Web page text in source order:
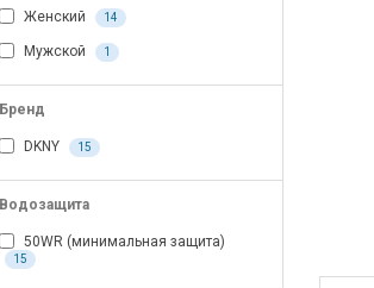
Женский 14
Мужской 1
Бренд
DKNY 15
Водозащита
50WR (минимальная защита)
15